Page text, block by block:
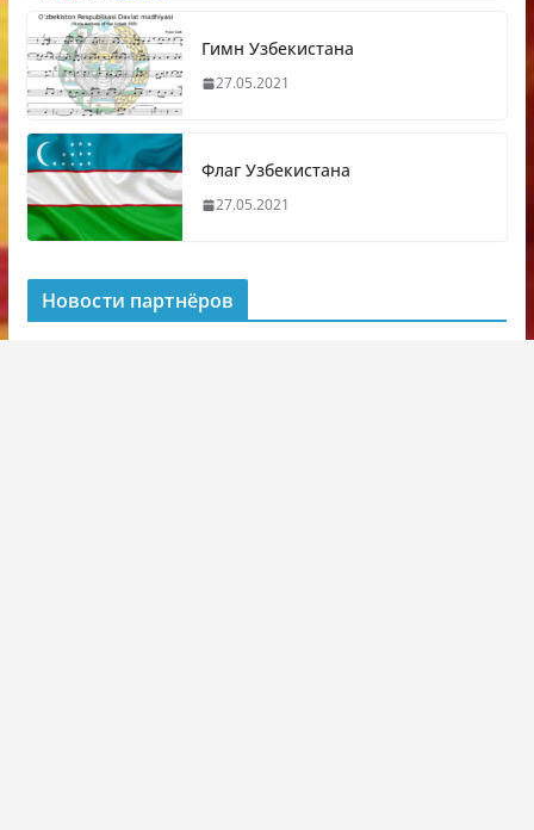
Гимн Узбекистана
27.05.2021
Флаг Узбекистана
27.05.2021
Новости партнёров